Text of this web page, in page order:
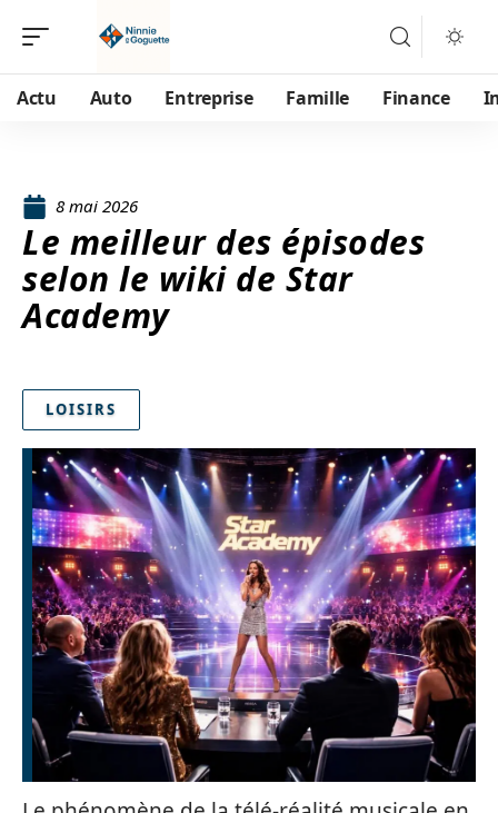
Actu Auto Entreprise Famille Finance
8 mai 2026
Le meilleur des épisodes
selon le wiki de Star
Academy
LOISIRS